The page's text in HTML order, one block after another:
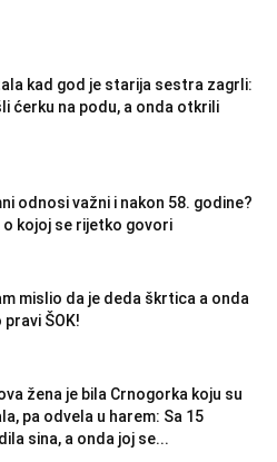
kad god je starija sestra zagrli:
ćerku na podu, a onda otkrili
odnosi važni i nakon 58. godine?
o kojoj se rijetko govori
mislio da je deda škrtica a onda
ŠOK!
žena je bila Crnogorka koju su
pa odvela u harem: Sa 15
sina, a onda joj se...